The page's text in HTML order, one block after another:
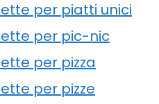
per piatti unici
per pic-nic
per pizza
per pizze